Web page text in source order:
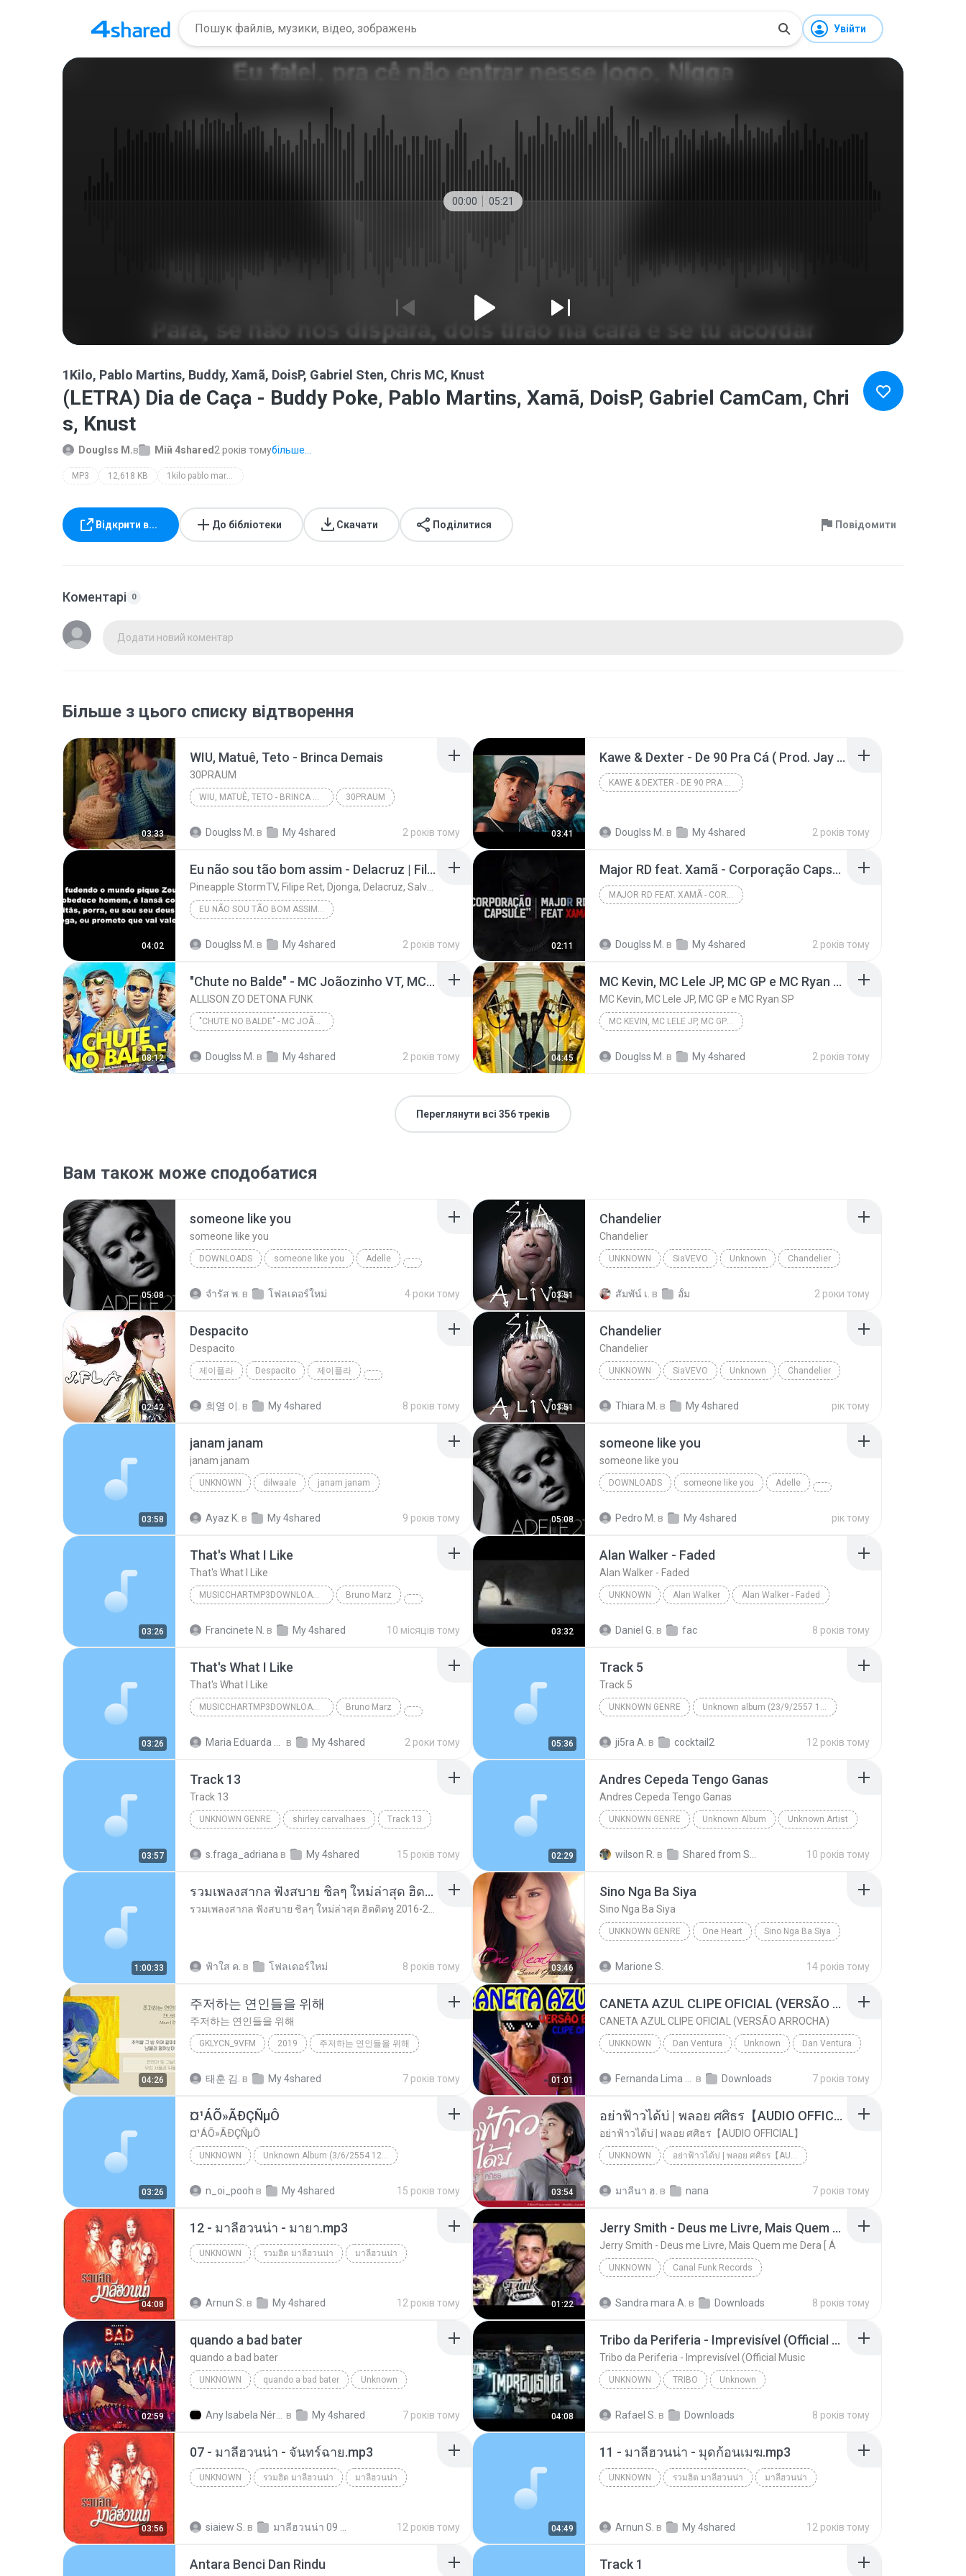
Увійти
00:00 05:21
1Kilo, Pablo Martins, Buddy, Xamã, DoisP, Gabriel Sten, Chris MC, Knust
(LETRA) Dia de Caça - Buddy Poke, Pablo Martins, Xamã, DoisP, Gabriel CamCam, Chri
s, Knust
Douglss M.в Мій 4shared 2 років томубільше...
MP3 12,618 KB 1kilo pablo martins buddy xamã doisp gabriel sten chris mc knust
Відкрити в... До бібліотеки Скачати Поділитися Повідомити
Коментарі 0
Додати новий коментар
Більше з цього списку відтворення
03:33
WIU, Matuê, Teto - Brinca Demais
30PRAUM
WIU, MATUÊ, TETO - BRINCA DEMAIS 30PRAUM
Douglss M. в My 4shared 2 років тому 03:41
Kawe & Dexter - De 90 Pra Cá ( Prod. Jay OQ )
KAWE & DEXTER - DE 90 PRA CÁ ( PROD. JAY OQ )
Douglss M. в My 4shared 2 років тому
04:02
Eu não sou tão bom assim - Delacruz | Filipe Ret | Djonga (LETRA)
EU NÃO SOU TÃO BOM ASSIM - DELACRUZ | FILIPE RET |...
Douglss M. в My 4shared 2 років тому 02:11
Major RD feat. Xamã - Corporação Capsule (Lyric Vídeo) | 2%
MAJOR RD FEAT. XAMÃ - CORPORAÇÃO CAPSULE (LYRIC VÍ...
Douglss M. в My 4shared 2 років тому
08:12
"Chute no Balde" - MC Joãozinho VT, MC IG, Kanhoto, Ryan SP, MC Kako, Leozinho ZS, MC Rick, MC Tuto
ALLISON ZO DETONA FUNK
"CHUTE NO BALDE" - MC JOÃOZINHO VT, MC IG, KANHOTO...
Douglss M. в My 4shared 2 років тому 04:45
MC Kevin, MC Lele JP, MC GP e MC Ryan SP - Ela Vem (WebClipe Oficial) DJ Nene
MC Kevin, MC Lele JP, MC GP e MC Ryan SP
MC KEVIN, MC LELE JP, MC GP E MC RYAN SP - ELA VEM...
Douglss M. в My 4shared 2 років тому
Переглянути всі 356 треків
Вам також може сподобатися
05:08
someone like you
someone like you
DOWNLOADS someone like you Adelle
จํารัส พ. в โฟลเดอร์ใหม่ 4 роки тому 03:51
Chandelier
Chandelier
UNKNOWN SiaVEVO Unknown Chandelier
สัมพัน์ เ. в อั้ม 2 роки тому
02:42
Despacito
Despacito
제이플라 Despacito 제이플라
희영 이. в My 4shared 8 років тому 03:51
Chandelier
Chandelier
UNKNOWN SiaVEVO Unknown Chandelier
Thiara M. в My 4shared рік тому
03:58
janam janam
janam janam
UNKNOWN dilwaale janam janam
Ayaz K. в My 4shared 9 років тому 05:08
someone like you
someone like you
DOWNLOADS someone like you Adelle
Pedro M. в My 4shared рік тому
03:26
That's What I Like
That's What I Like
MUSICCHARTMP3DOWNLOADER Bruno Marz
Francinete N. в My 4shared 10 місяців тому 03:32
Alan Walker - Faded
Alan Walker - Faded
UNKNOWN Alan Walker Alan Walker - Faded
Daniel G. в fac 8 років тому
03:26
That's What I Like
That's What I Like
MUSICCHARTMP3DOWNLOADER Bruno Marz
в My 4shared 2 роки тому 05:36
Track 5
Track 5
UNKNOWN GENRE Unknown album (23/9/2557 12:59:08)
ji5ra A. в cocktail2 12 років тому
03:57
Track 13
Track 13
UNKNOWN GENRE shirley carvalhaes Track 13
s.fraga_adriana в My 4shared 15 років тому 02:29
Andres Cepeda Tengo Ganas
Andres Cepeda Tengo Ganas
UNKNOWN GENRE Unknown Album Unknown Artist
wilson R. в 10 років тому
1:00:33
รวมเพลงสากล ฟังสบาย ชิลๆ ใหม่ล่าสุด ฮิตติดหู 2016-2017
ฟ้าใส ค. в โฟลเดอร์ใหม่ 8 років тому 03:46
Sino Nga Ba Siya
Sino Nga Ba Siya
UNKNOWN GENRE One Heart Sino Nga Ba Siya
Marione S. 14 років тому
04:26
주저하는 연인들을 위해
주저하는 연인들을 위해
GKLYCN_9VFM 2019 주저하는 연인들을 위해
태훈 김. в My 4shared 7 років тому 01:01
CANETA AZUL CLIPE OFICIAL (VERSÃO ARROCHA)
CANETA AZUL CLIPE OFICIAL (VERSÃO ARROCHA)
UNKNOWN Dan Ventura Unknown Dan Ventura
в Downloads 7 років тому
03:26
¤¹ÁÕ»ÃÐÇÑµÔ
¤¹ÁÕ»ÃÐÇÑµÔ
UNKNOWN Unknown Album (3/6/2554 12:50:57)
n_oi_pooh в My 4shared 15 років тому 03:54
อย่าฟ้าวได้บ่ | พลอย ศศิธร【AUDIO OFFICIAL】
อย่าฟ้าวได้บ่ | พลอย ศศิธร【AUDIO OFFICIAL】
UNKNOWN อย่าฟ้าวได้บ่ | พลอย ศศิธร【AUDIO OFFICIAL】
มาลีนา ฮ. в nana 7 років тому
04:08
12 - มาลีฮวนน่า - มายา.mp3
UNKNOWN รวมฮิต มาลีฮวนน่า มาลีฮวนน่า
Arnun S. в My 4shared 12 років тому 01:22
Jerry Smith - Deus me Livre, Mais Quem me Dera [ Á
Jerry Smith - Deus me Livre, Mais Quem me Dera [ Á
UNKNOWN Canal Funk Records
Sandra mara A. в Downloads 8 років тому
02:59
quando a bad bater
quando a bad bater
UNKNOWN quando a bad bater Unknown
в My 4shared 7 років тому 04:08
Tribo da Periferia - Imprevisível (Official Music
Tribo da Periferia - Imprevisível (Official Music
UNKNOWN TRIBO Unknown
Rafael S. в Downloads 8 років тому
03:56
07 - มาลีฮวนน่า - จันทร์ฉาย.mp3
UNKNOWN รวมฮิต มาลีฮวนน่า มาลีฮวนน่า
siaiew S. в 12 років тому 04:49
11 - มาลีฮวนน่า - มุดก้อนเมฆ.mp3
UNKNOWN รวมฮิต มาลีฮวนน่า มาลีฮวนน่า
Arnun S. в My 4shared 12 років тому
Antara Benci Dan Rindu Track 1